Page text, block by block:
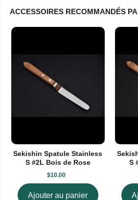
ACCESSOIRES RECOMMANDÉS
Sekishin Spatule Stainless
S #2L Bois de Rose
$10.00
Ajouter au panier
S